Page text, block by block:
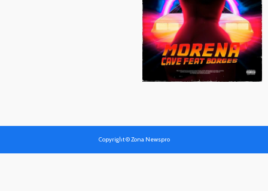
Copyright © Zona Newspro